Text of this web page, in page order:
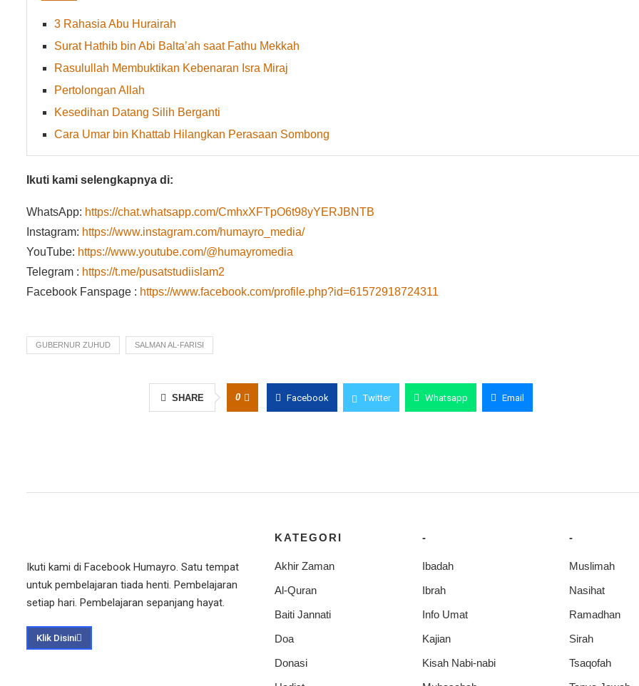
3 Rahasia Abu Hurairah
Surat Hathib bin Abi Balta’ah saat Fathu Mekkah
Rasulullah Membuktikan Kebenaran Isra Miraj
Pertolongan Allah
Kesedihan Datang Silih Berganti
Cara Umar bin Khattab Hilangkan Perasaan Sombong
Ikuti kami selengkapnya di:
WhatsApp: https://chat.whatsapp.com/CmhxXFTpO6t98yYERJBNTB
Instagram: https://www.instagram.com/humayro_media/
YouTube: https://www.youtube.com/@humayromedia
Telegram : https://t.me/pusatstudiislam2
Facebook Fanspage : https://www.facebook.com/profile.php?id=61572918724311
GUBERNUR ZUHUD SALMAN AL-FARISI
SHARE 0 Facebook Twitter Whatsapp Email
Ikuti kami di Facebook Humayro. Satu tempat
untuk pembelajaran tiada henti. Pembelajaran
setiap hari. Pembelajaran sepanjang hayat.
Klik Disini
KATEGORI
Akhir Zaman
Al-Quran
Baiti Jannati
Doa
Donasi
-
Ibadah
Ibrah
Info Umat
Kajian
Kisah Nabi-nabi
-
Muslimah
Nasihat
Ramadhan
Sirah
Tsaqofah